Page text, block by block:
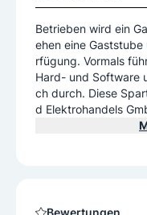
Betrieben wird ein
ehen eine
rfügung. Vormals führte man auch den Handel mit EDV
Hard- und Software und Dienstleistungen im
ch durch. Diese
d Elektrohandels
Bewertungen